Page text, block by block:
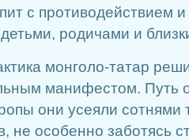
с противодействием
родичами и
монголо-татар
манифестом. Путь
они усеяли сотнями
не особенно заботясь